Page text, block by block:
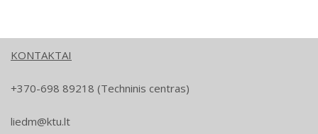
KONTAKTAI
+370-698 89218 (Techninis centras)
liedm@ktu.lt